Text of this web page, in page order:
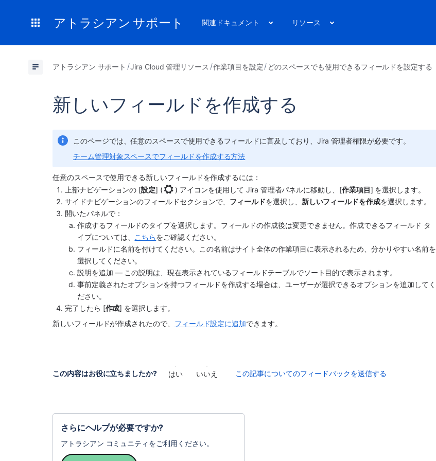
アトラシアン サポート 関連ドキュメント リソース
アトラシアン サポート Jira Cloud 管理リソース 作業項目を設定 どのスペースでも使用できるフィールドを設定する
新しいフィールドを作成する
このページでは、任意のスペースで使用できるフィールドに言及しており、Jira 管理者権限が必要です。
チーム管理対象スペースでフィールドを作成する方法
任意のスペースで使用できる新しいフィールドを作成するには：
上部ナビゲーションの [設定] ( ) アイコンを使用して Jira 管理者パネルに移動し、[作業項目] を選択します。
サイドナビゲーションのフィールドセクションで、 フィールドを選択し、 新しいフィールドを作成を選択します。
開いたパネルで：
作成するフィールドのタイプを選択します。フィールドの作成後は変更できません。作成できるフィールド タ
イプについては、 こちらをご確認ください。
フィールドに名前を付けてください。この名前はサイト全体の作業項目に表示されるため、分かりやすい名前を
選択してください。
説明を追加 — この説明は、現在表示されているフィールドテーブルでソート目的で表示されます。
事前定義されたオプションを持つフィールドを作成する場合は、ユーザーが選択できるオプションを追加してく
ださい。
完了したら [作成] を選択します。
新しいフィールドが作成されたので、 フィールド設定に追加できます。
この内容はお役に立ちましたか? はい いいえ この記事についてのフィードバックを送信する
さらにヘルプが必要ですか?
アトラシアン コミュニティをご利用ください。